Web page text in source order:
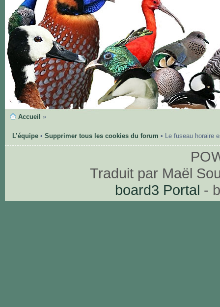
Accueil »
L’équipe• Supprimer tous les cookies du forum • Le fuseau horaire
Traduit par Maël
board3 Portal -